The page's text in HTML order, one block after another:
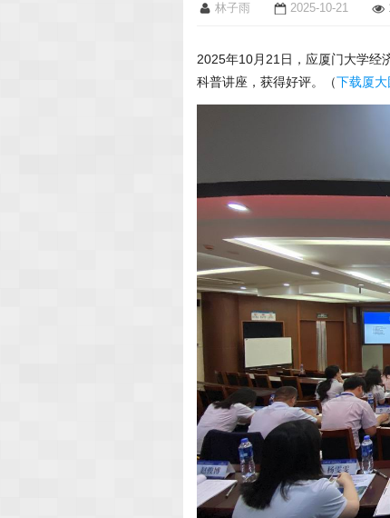
林子雨 2025-10-21
2025年10月21日，应厦门大学经
科普讲座，获得好评。（下载厦